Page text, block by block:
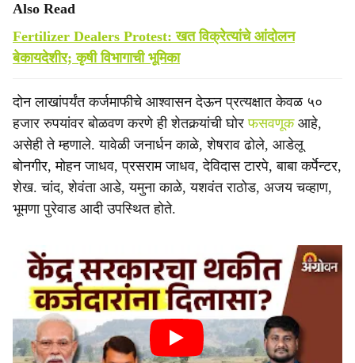
Also Read
Fertilizer Dealers Protest: खत विक्रेत्यांचे आंदोलन
बेकायदेशीर; कृषी विभागाची भूमिका
दोन लाखांपर्यंत कर्जमाफीचे आश्वासन देऊन प्रत्यक्षात केवळ ५०
हजार रुपयांवर बोळवण करणे ही शेतकर्‍यांची घोरफसवणूकआहे,
असेही ते म्हणाले. यावेळी जनार्धन काळे, शेषराव ढोले, आडेलू
बोनगीर, मोहन जाधव, प्रसराम जाधव, देविदास टारपे, बाबा कर्पेन्टर,
शेख. चांद, शेवंता आडे, यमुना काळे, यशवंत राठोड, अजय चव्हाण,
भूमणा पुरेवाड आदी उपस्थित होते.